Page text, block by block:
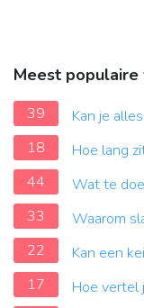
Meest populaire
39
Kan je
18
Hoe lang
44
Wat te
33
Waarom
22
Kan een
17
Hoe vertel